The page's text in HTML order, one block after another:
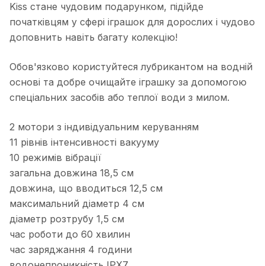
Kiss стане чудовим подарунком, підійде
початківцям у сфері іграшок для дорослих і чудово
доповнить навіть багату колекцію!
Обов'язково користуйтеся лубрикантом на водній
основі та добре очищайте іграшку за допомогою
спеціальних засобів або теплої води з милом.
2 мотори з індивідуальним керуванням
11 рівнів інтенсивності вакууму
10 режимів вібрації
загальна довжина 18,5 см
довжина, що вводиться 12,5 см
максимальний діаметр 4 см
діаметр розтрубу 1,5 см
час роботи до 60 хвилин
час заряджання 4 години